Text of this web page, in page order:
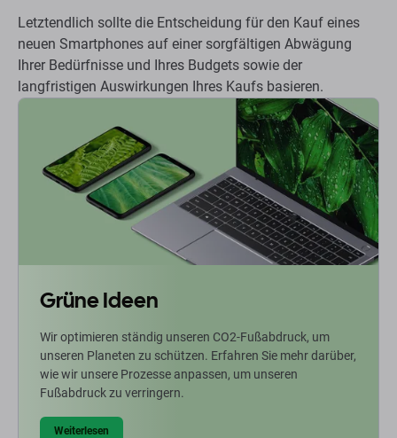
Letztendlich sollte die Entscheidung für den Kauf eines
neuen Smartphones auf einer sorgfältigen Abwägung
Ihrer Bedürfnisse und Ihres Budgets sowie der
langfristigen Auswirkungen Ihres Kaufs basieren.
Grüne Ideen
Wir optimieren ständig unseren CO2-Fußabdruck, um
unseren Planeten zu schützen. Erfahren Sie mehr darüber,
wie wir unsere Prozesse anpassen, um unseren
Fußabdruck zu verringern.
Weiterlesen